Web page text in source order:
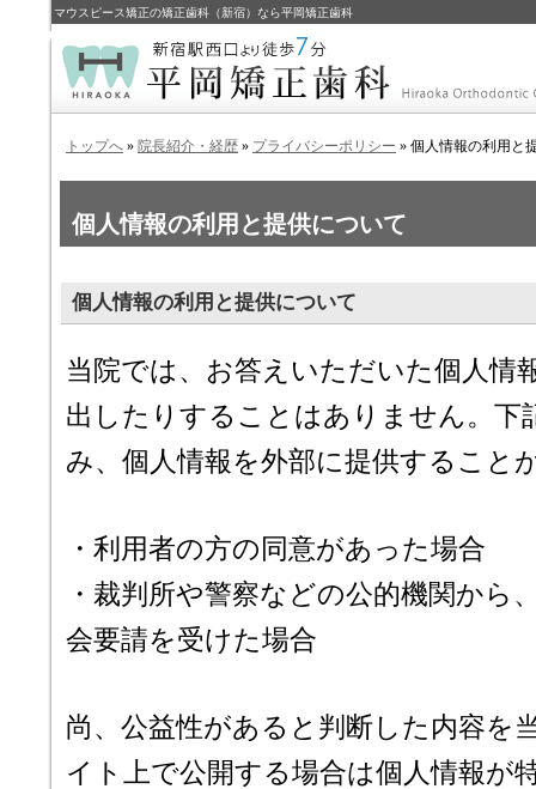
個人情報の利用と提供について
マウスピース矯正の矯正歯科（新宿）なら平岡矯正歯科
トップへ » 院長紹介・経歴 » プライバシーポリシー » 個人情報の利用と
個人情報の利用と提供について
当院では、お答えいただいた個人情
出したりすることはありません。下
み、個人情報を外部に提供すること
・利用者の方の同意があった場合
・裁判所や警察などの公的機関から
会要請を受けた場合
尚、公益性があると判断した内容を
イト上で公開する場合は個人情報が